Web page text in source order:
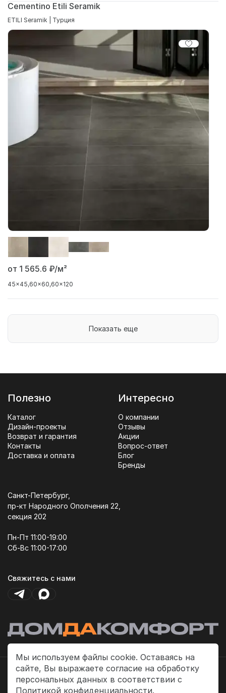
Мы используем файлы cookie. Оставаясь на
сайте, Вы выражаете согласие на обработку
персональных данных в соответствии с
Политикой конфиденциальности.
Cementino Etili Seramik
ETILI Seramik | Турция
от 1 565.6 ₽/м²
45x45 60x60 60x120
Показать еще
Полезно
Каталог
Дизайн-проекты
Возврат и гарантия
Контакты
Доставка и оплата
Интересно
О компании
Отзывы
Акции
Вопрос-ответ
Блог
Бренды
Санкт-Петербург,
пр-кт Народного Ополчения 22,
секция 202
Пн-Пт 11:00-19:00
Сб-Вс 11:00-17:00
Свяжитесь с нами
Политика платежей
Политика конфиденциальности